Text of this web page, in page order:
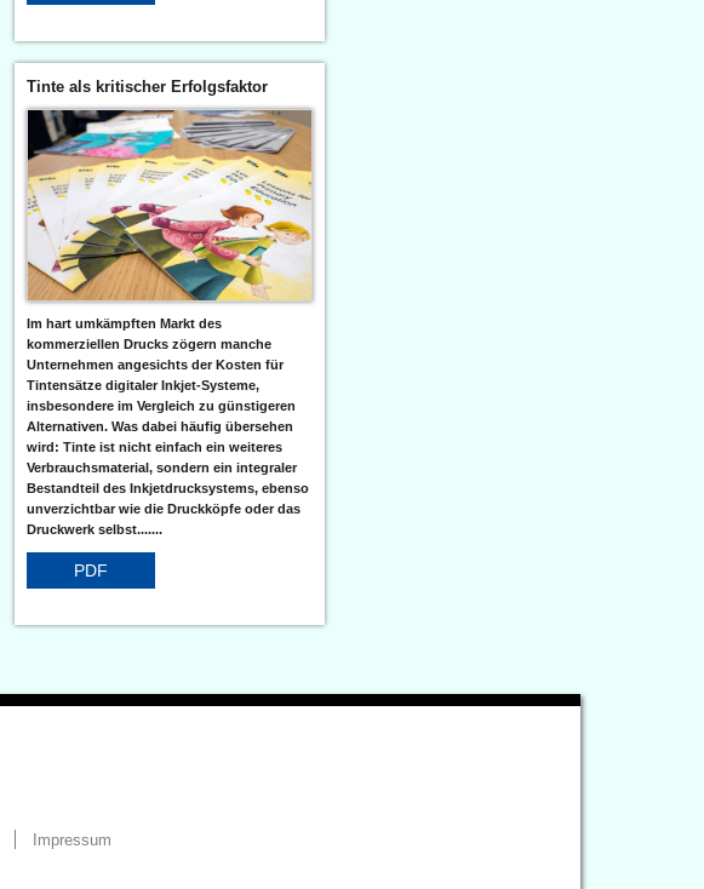
Tinte als kritischer Erfolgsfaktor
Im hart umkämpften Markt des
kommerziellen Drucks zögern manche
Unternehmen angesichts der Kosten für
Tintensätze digitaler Inkjet-Systeme,
insbesondere im Vergleich zu günstigeren
Alternativen. Was dabei häufig übersehen
wird: Tinte ist nicht einfach ein weiteres
Verbrauchsmaterial, sondern ein integraler
Bestandteil des Inkjetdrucksystems, ebenso
unverzichtbar wie die Druckköpfe oder das
Druckwerk selbst.......
PDF
Impressum